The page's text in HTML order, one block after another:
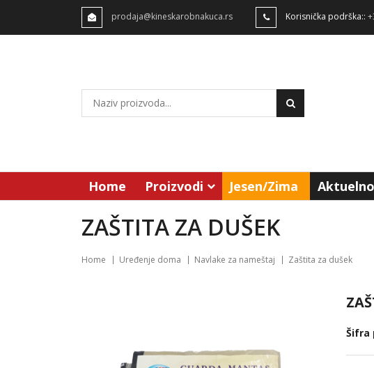
prodaja@kineskarobnakuca.rs Korisnička podrška::
Home Proizvodi Jesen/Zima Aktuelno
ZAŠTITA ZA DUŠEK
Home Uređenje doma Navlake za nameštaj Zaštita za dušek
Šifra